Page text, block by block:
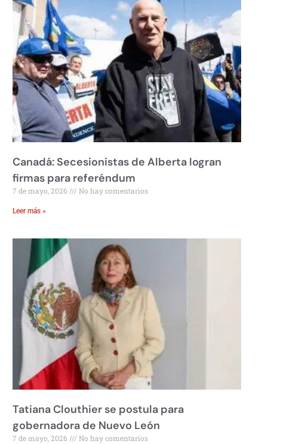
Canadá: Secesionistas de Alberta logran
firmas para referéndum
7 de mayo, 2026 No hay comentarios
Leer más »
Tatiana Clouthier se postula para
gobernadora de Nuevo León
7 de mayo, 2026 No hay comentarios